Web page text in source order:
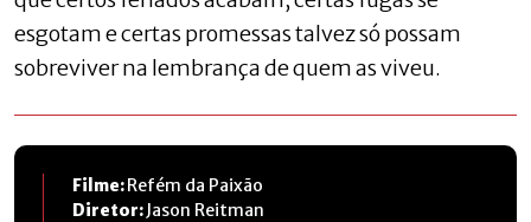
esgotam e certas promessas talvez só possam
sobreviver na lembrança de quem as viveu.
Filme:Refém da Paixão
Diretor: Jason Reitman